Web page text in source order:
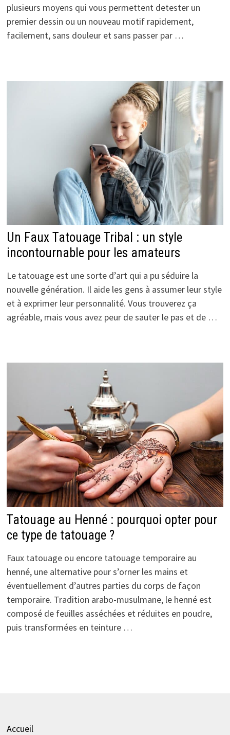
plusieurs moyens qui vous permettent detester un
premier dessin ou un nouveau motif rapidement,
facilement, sans douleur et sans passer par …
Un Faux Tatouage Tribal : un style
incontournable pour les amateurs
Le tatouage est une sorte d’art qui a pu séduire la
nouvelle génération. Il aide les gens à assumer leur style
et à exprimer leur personnalité. Vous trouverez ça
agréable, mais vous avez peur de sauter le pas et de …
Tatouage au Henné : pourquoi opter pour
ce type de tatouage ?
Faux tatouage ou encore tatouage temporaire au
henné, une alternative pour s’orner les mains et
éventuellement d’autres parties du corps de façon
temporaire. Tradition arabo-musulmane, le henné est
composé de feuilles asséchées et réduites en poudre,
puis transformées en teinture …
Accueil